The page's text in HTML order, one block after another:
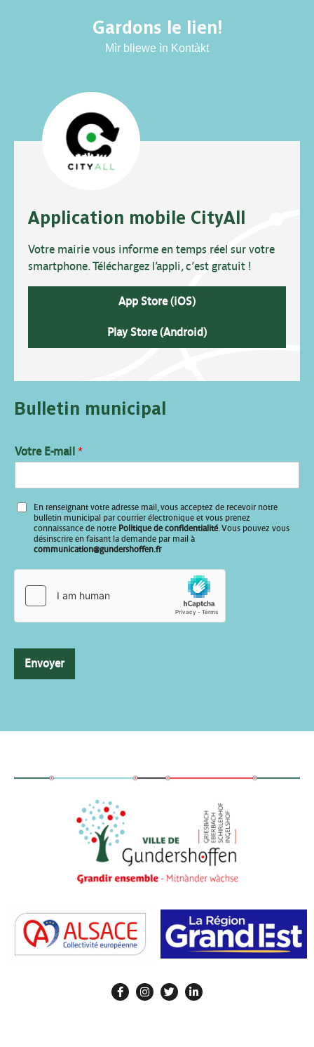
Gardons le lien!
Mìr bliewe ìn Kontàkt
Application mobile CityAll
Votre mairie vous informe en temps réel sur votre
smartphone. Téléchargez l’appli, c’est gratuit !
App Store (iOS)
Play Store (Android)
Bulletin municipal
Votre E-mail *
E
l
En renseignant votre adresse mail, vous acceptez de recevoir notre
bulletin municipal par courrier électronique et vous prenez
connaissance de notre Politique de confidentialité. Vous pouvez vous
désinscrire en faisant la demande par mail à
communication@gundershoffen.fr
Envoyer